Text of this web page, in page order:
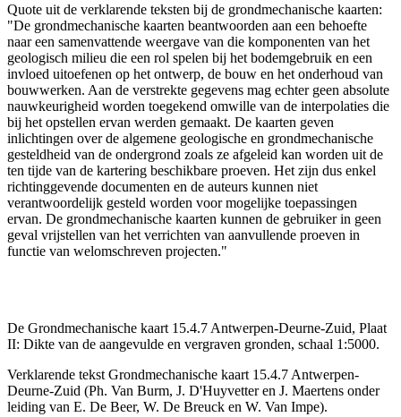
Quote uit de verklarende teksten bij de grondmechanische kaarten:
"De grondmechanische kaarten beantwoorden aan een behoefte
naar een samenvattende weergave van die komponenten van het
geologisch milieu die een rol spelen bij het bodemgebruik en een
invloed uitoefenen op het ontwerp, de bouw en het onderhoud van
bouwwerken. Aan de verstrekte gegevens mag echter geen absolute
nauwkeurigheid worden toegekend omwille van de interpolaties die
bij het opstellen ervan werden gemaakt. De kaarten geven
inlichtingen over de algemene geologische en grondmechanische
gesteldheid van de ondergrond zoals ze afgeleid kan worden uit de
ten tijde van de kartering beschikbare proeven. Het zijn dus enkel
richtinggevende documenten en de auteurs kunnen niet
verantwoordelijk gesteld worden voor mogelijke toepassingen
ervan. De grondmechanische kaarten kunnen de gebruiker in geen
geval vrijstellen van het verrichten van aanvullende proeven in
functie van welomschreven projecten."
De Grondmechanische kaart 15.4.7 Antwerpen-Deurne-Zuid, Plaat
II: Dikte van de aangevulde en vergraven gronden, schaal 1:5000.
Verklarende tekst Grondmechanische kaart 15.4.7 Antwerpen-
Deurne-Zuid (Ph. Van Burm, J. D'Huyvetter en J. Maertens onder
leiding van E. De Beer, W. De Breuck en W. Van Impe).